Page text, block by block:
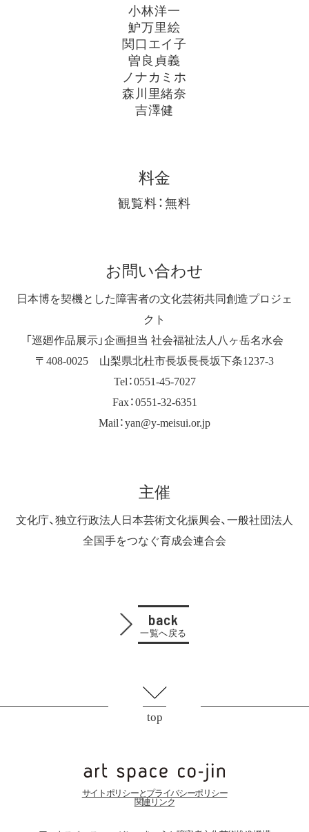
小林洋一
魲万里絵
関口エイ子
曽良貞義
ノナカミホ
森川里緒奈
吉澤健
料金
観覧料：無料
お問い合わせ
日本博を契機とした障害者の文化芸術共同創造プロジェ
クト
「巡廻作品展示」企画担当 社会福祉法人八ヶ岳名水会
〒408-0025 山梨県北杜市長坂長長坂下条1237-3
Tel：0551-45-7027
Fax：0551-32-6351
Mail：yan@y-meisui.or.jp
主催
文化庁、独立行政法人日本芸術文化振興会、一般社団法人
全国手をつなぐ育成会連合会
back
一覧へ戻る
top
サイトポリシーとプライバシーポリシー
関連リンク